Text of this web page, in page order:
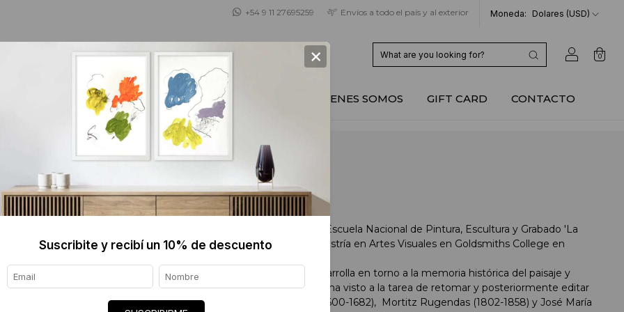
+54 9 11 27695259 Envíos a todo el país y al exterior Moneda: Dolares (USD)
0
TIENDA DE OBJETOS QUIENES SOMOS GIFT CARD CONTACTO
Alejandro Pintado
1973, México
Estudió la Licenciatura en Artes Plásticas en Escuela Nacional de Pintura, Escultura y Grabado 'La
Esmeralda' en la Ciudad de México y una Maestría en Artes Visuales en Goldsmiths College en
La investigación de Alejandro Pintado se desarrolla en torno a la memoria histórica del paisaje y
su transformación en el tiempo. Para esto se ha visto a la tarea de retomar y posteriormente editar
el trabajo de artistas como Claude Lorraine (1600-1682), Mortitz Rugendas (1802-1858) y José María
×
Suscribite y recibí un 10% de descuento